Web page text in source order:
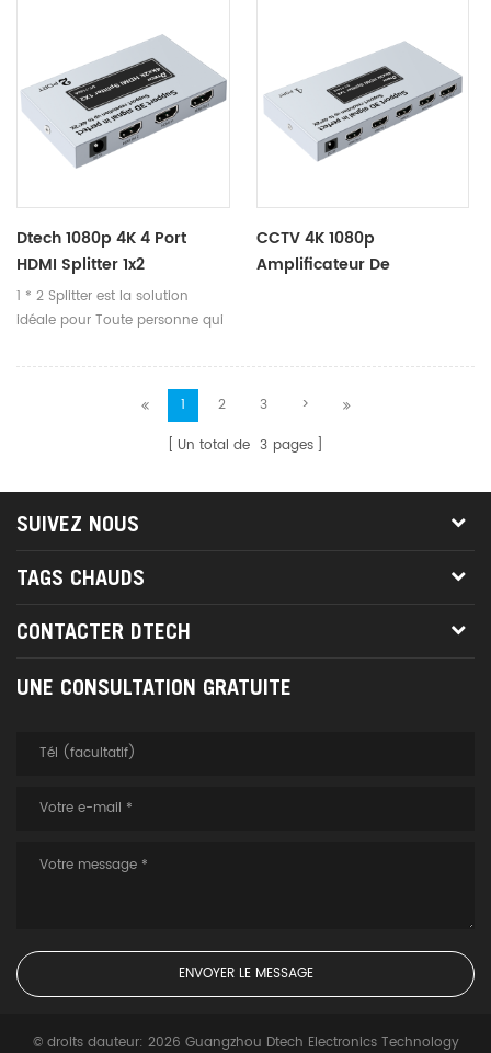
parfois le HDMI distributeur de
signaux prend effet quand a
besoin de plusieurs moniteurs
ou téléviseurs pour afficher la
même image
parfois HDMI distributeur de
signaux joue un certain rôle
quand plusieurs moniteurs ou
téléviseurs sont nécessaires
pour afficher la même image.
Dtech 1080p 4K 4 Port
HDMI Splitter 1x2
1 * 2 Splitter est la solution
idéale pour Toute personne qui
2 affichages au même prix
Temps. HDMI Splitter offre des
solutions pour les moniteurs ou
les projecteurs de détail et des
de bruit, d'espace et de sécurité,
contrôle du centre de données,
distribution d'informations,
conférence, formation scolaire
CCTV 4K 1080p
Amplificateur De
1 2 3
>
Un total de 3 pages
SUIVEZ NOUS
TAGS CHAUDS
CONTACTER DTECH
UNE CONSULTATION GRATUITE
© droits dauteur: 2026 Guangzhou Dtech Electronics Technology